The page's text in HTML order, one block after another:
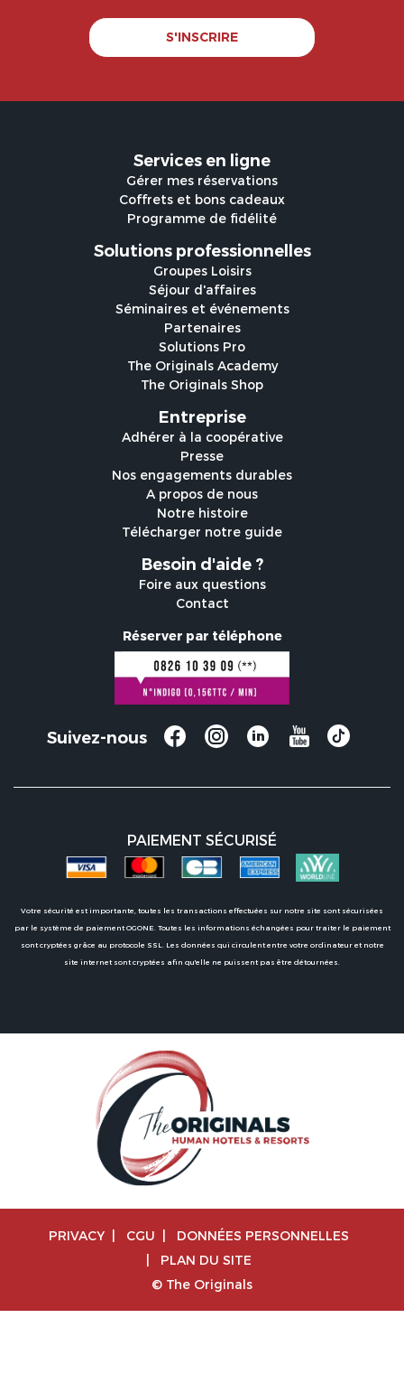
S'INSCRIRE
Services en ligne
Gérer mes réservations
Coffrets et bons cadeaux
Programme de fidélité
Solutions professionnelles
Groupes Loisirs
Séjour d'affaires
Séminaires et événements
Partenaires
Solutions Pro
The Originals Academy
The Originals Shop
Entreprise
Adhérer à la coopérative
Presse
Nos engagements durables
A propos de nous
Notre histoire
Télécharger notre guide
Besoin d'aide ?
Foire aux questions
Contact
Réserver par téléphone
Suivez-nous
PAIEMENT SÉCURISÉ
Votre sécurité est importante, toutes les transactions effectuées sur notre site sont sécurisées
par le système de paiement OGONE. Toutes les informations échangées pour traiter le paiement
sont cryptées grâce au protocole SSL. Les données qui circulent entre votre ordinateur et notre
site internet sont cryptées afin qu'elle ne puissent pas être détournées.
PRIVACY CGU
DONNÉES PERSONNELLES
PLAN DU SITE
© The Originals